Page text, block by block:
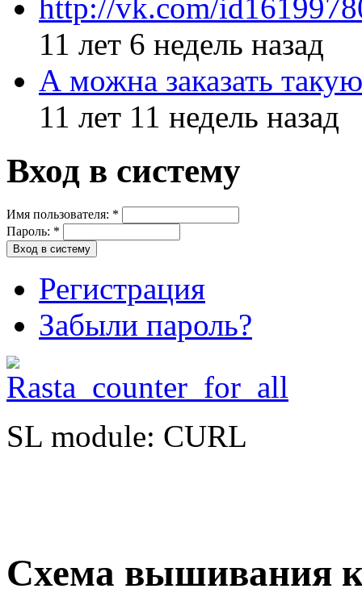
http://vk.com/
11 лет 6 недель назад
А можна заказать
11 лет 11 недель назад
Вход в систему
Имя пользователя: *
Пароль: *
Регистрация
Забыли пароль?
SL module: CURL
Схема вышивания